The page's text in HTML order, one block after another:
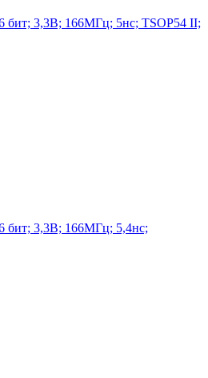
бит; 3,3В; 166МГц; 5нс; TSOP54 II;
бит; 3,3В; 166МГц; 5,4нс;